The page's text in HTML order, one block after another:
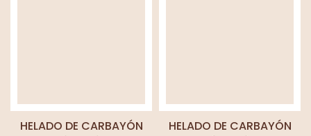
HELADO DE CARBAYÓN
HELADO DE CARBAYÓN